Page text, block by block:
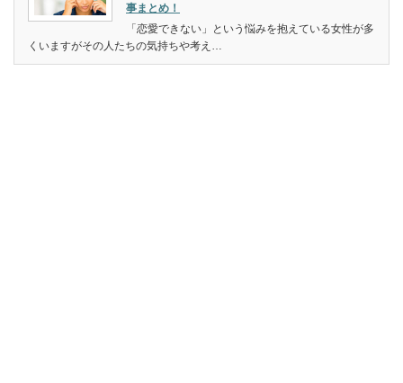
事まとめ！
「恋愛できない」という悩みを抱えている女性が多
くいますがその人たちの気持ちや考え…